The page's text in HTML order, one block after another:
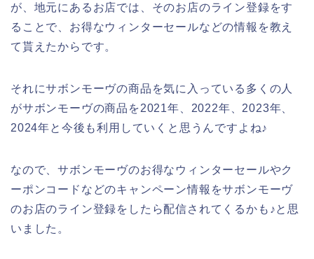
が、地元にあるお店では、そのお店のライン登録をす
ることで、お得なウィンターセールなどの情報を教え
て貰えたからです。
それにサボンモーヴの商品を気に入っている多くの人
がサボンモーヴの商品を2021年、2022年、2023年、
2024年と今後も利用していくと思うんですよね♪
なので、サボンモーヴのお得なウィンターセールやク
ーポンコードなどのキャンペーン情報をサボンモーヴ
のお店のライン登録をしたら配信されてくるかも♪と思
いました。